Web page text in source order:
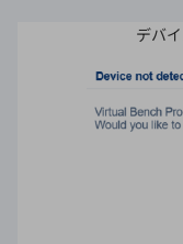
デバ